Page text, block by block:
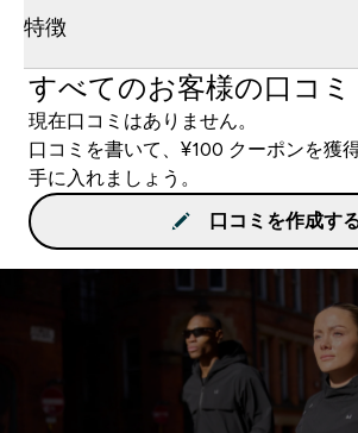
特徴
すべてのお客様の口コミ
現在口コミはありません。
口コミを書いて、¥100 クーポンを獲
手に入れましょう。
口コミを作成す